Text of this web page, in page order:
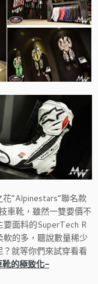
”Alpinestars”聯名款
車靴，雖然一雙要價不
面料的SuperTech R
的多，聽說數量稀少
就等你們來試穿看看
靴的極致化-